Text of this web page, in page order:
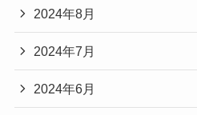
2024年8月
2024年7月
2024年6月